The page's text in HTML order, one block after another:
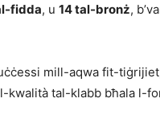
fidda, u 14 tal-bronż,
mill-aqwa fit-
kwalità tal-klabb bħala l-